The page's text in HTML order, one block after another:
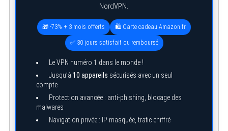
NordVPN.
🎁 -73% + 3 mois offerts 🛍️ Carte cadeau Amazon.fr
✅ 30 jours satisfait ou remboursé
Le VPN numéro 1 dans le monde !
Jusqu’à 10 appareils sécurisés avec un seul
compte
Protection avancée : anti-phishing, blocage des
malwares
Navigation privée : IP masquée, trafic chiffré